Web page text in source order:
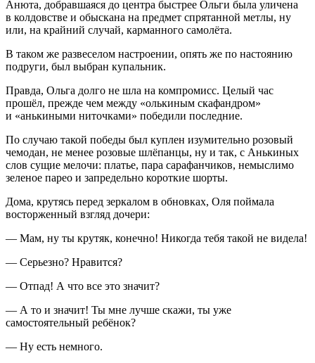
Анюта, добравшаяся до центра быстрее Ольги была уличена
в колдовстве и обыскана на предмет спрятанной метлы, ну
или, на крайний случай, карманного самолёта.
В таком же развеселом настроении, опять же по настоянию
подруги, был выбран купальник.
Правда, Ольга долго не шла на компромисс. Целый час
прошёл, прежде чем между «олькиным скафандром»
и «анькиными ниточками» победили последние.
По случаю такой победы был куплен изумительно розовый
чемодан, не менее розовые шлёпанцы, ну и так, с Анькиных
слов сущие мелочи: платье, пара сарафанчиков, немыслимо
зеленое парео и запредельно короткие шорты.
Дома, крутясь перед зеркалом в обновках, Оля поймала
восторженный взгляд дочери:
— Мам, ну ты крутяк, конечно! Никогда тебя такой не видела!
— Серьезно? Нравится?
— Отпад! А что все это значит?
— А то и значит! Ты мне лучше скажи, ты уже
самостоятельный ребёнок?
— Ну есть немного.